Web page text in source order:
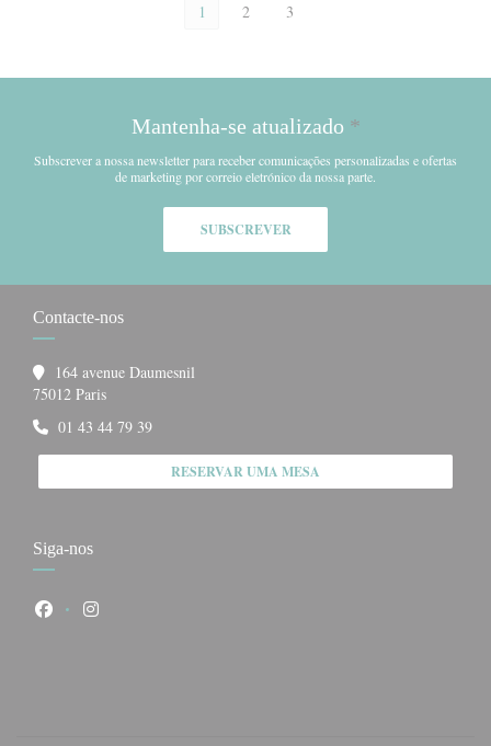
1 2 3
Mantenha-se atualizado *
Subscrever a nossa newsletter para receber comunicações personalizadas e ofertas
de marketing por correio eletrónico da nossa parte.
SUBSCREVER
Contacte-nos
164 avenue Daumesnil
75012 Paris((abre numa nova janela))
01 43 44 79 39
RESERVAR UMA MESA
Siga-nos
Facebook ((abre numa nova janela))
Instagram ((abre numa nova janela))